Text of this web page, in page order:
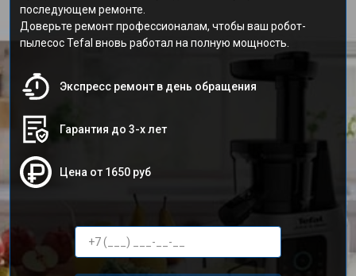
последующем ремонте.
Доверьте ремонт профессионалам, чтобы ваш робот-
пылесос Tefal вновь работал на полную мощность.
Экспресс ремонт в день обращения
Гарантия до 3-х лет
Цена от 1650 руб